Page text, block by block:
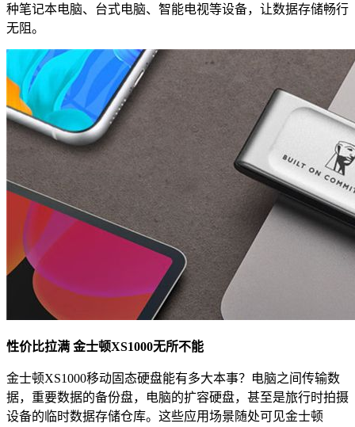
种笔记本电脑、台式电脑、智能电视等设备，让数据存储畅行
无阻。
性价比拉满 金士顿XS1000无所不能
金士顿XS1000移动固态硬盘能有多大本事？电脑之间传输数
据，重要数据的备份盘，电脑的扩容硬盘，甚至是旅行时拍摄
设备的临时数据存储仓库。这些应用场景随处可见金士顿